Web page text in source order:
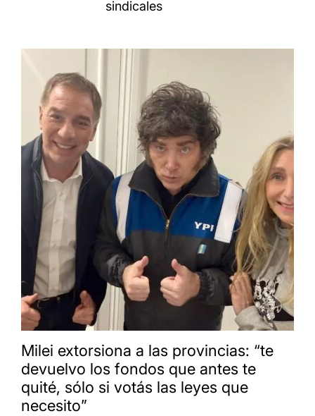
sindicales
Milei extorsiona a las provincias: “te
devuelvo los fondos que antes te
quité, sólo si votás las leyes que
necesito”